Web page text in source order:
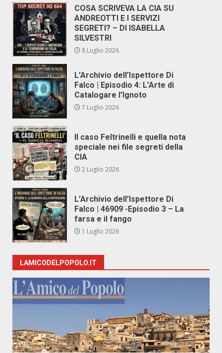
COSA SCRIVEVA LA CIA SU
ANDREOTTI E I SERVIZI
SEGRETI? – DI ISABELLA
SILVESTRI
8 Luglio 2026
L’Archivio dell’Ispettore Di
Falco | Episodio 4: L’Arte di
Catalogare l’Ignoto
7 Luglio 2026
Il caso Feltrinelli e quella nota
speciale nei file segreti della
CIA
2 Luglio 2026
L’Archivio dell’Ispettore Di
Falco | 46909 -Episodio 3 – La
farsa e il fango
1 Luglio 2026
LAMICODELPOPOLO.IT